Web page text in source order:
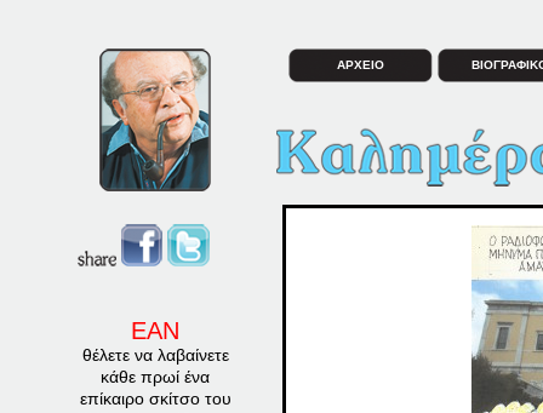
ΕΑΝ
θέλετε να λαβαίνετε
κάθε πρωί ένα
επίκαιρο σκίτσο του
ΑΡΧΕΙΟ